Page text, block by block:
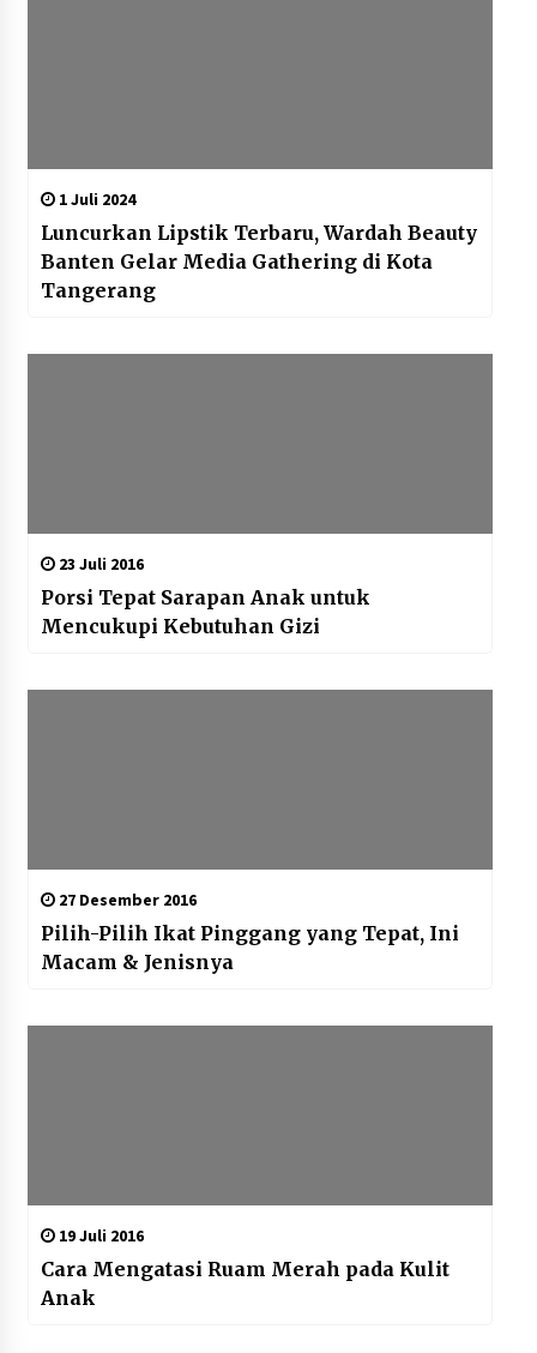
1 Juli 2024
Luncurkan Lipstik Terbaru, Wardah Beauty
Banten Gelar Media Gathering di Kota
Tangerang
23 Juli 2016
Porsi Tepat Sarapan Anak untuk
Mencukupi Kebutuhan Gizi
27 Desember 2016
Pilih-Pilih Ikat Pinggang yang Tepat, Ini
Macam & Jenisnya
19 Juli 2016
Cara Mengatasi Ruam Merah pada Kulit
Anak